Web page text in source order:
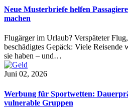
Neue Musterbriefe helfen
machen
Flugärger im Urlaub? Verspäteter
beschädigtes Gepäck: Viele Reisende
sie haben – und…
Juni 02, 2026
Werbung für Sportwetten:
vulnerable Gruppen